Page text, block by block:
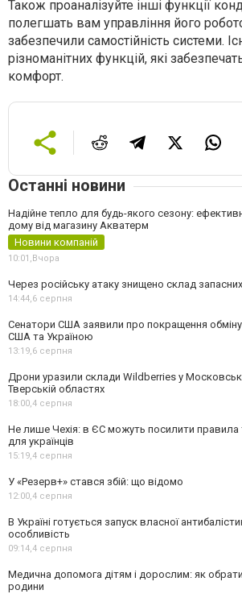
Також проаналізуйте інші функції
полегшать вам управління його
забезпечили самостійність системи.
різноманітних функцій, які
комфорт.
Останні новини
Надійне тепло для будь-якого сезону:
дому від магазину Акватерм
Новини компаній
10:01, Вчора
Через російську атаку знищено склад
14:44,6 серпня
Сенатори США заявили про покращення
США та Україною
13:19,6 серпня
Дрони уразили склади Wildberries у
Тверській областях
18:00,4 серпня
Не лише Чехія: в ЄС можуть посилити правила
для українців
15:19,4 серпня
У «Резерв+» стався збій: що відомо
12:00,4 серпня
В Україні готується запуск власної
особливість
09:14,4 серпня
Медична допомога дітям і дорослим: як обрати
родини